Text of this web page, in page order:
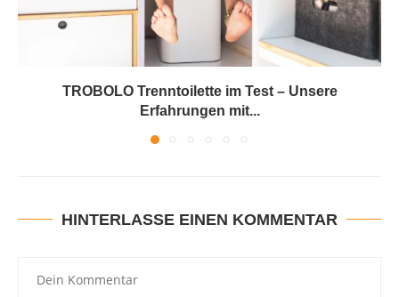
TROBOLO Trenntoilette im Test – Unsere
Erfahrungen mit...
HINTERLASSE EINEN KOMMENTAR